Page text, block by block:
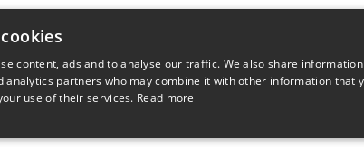
content, ads and to analyse our traffic. We also share
partners who may combine it with other information that
use of their services. Read more